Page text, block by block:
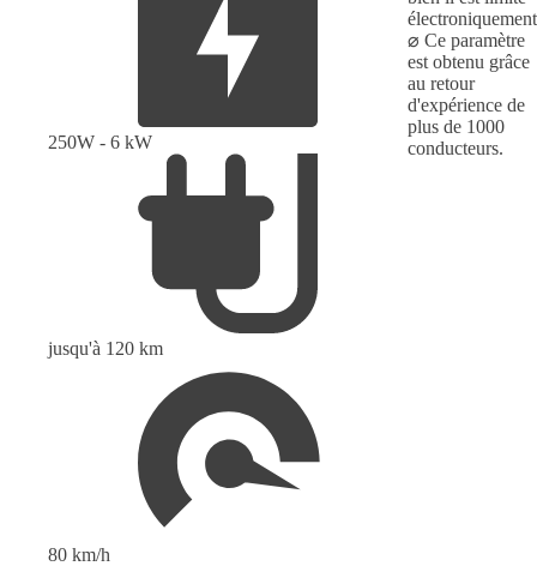
250W - 6 kW
jusqu'à 120 km
80 km/h
⌀ Ce paramètre
est obtenu grâce
au retour
d'expérience de
plus de 1000
conducteurs.